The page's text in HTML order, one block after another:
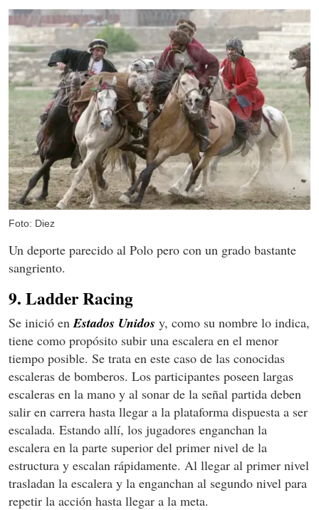
Foto: Diez
Un deporte parecido al Polo pero con un grado bastante
sangriento.
9. Ladder Racing
Se inició en Estados Unidos y, como su nombre lo indica,
tiene como propósito subir una escalera en el menor
tiempo posible. Se trata en este caso de las conocidas
escaleras de bomberos. Los participantes poseen largas
escaleras en la mano y al sonar de la señal partida deben
salir en carrera hasta llegar a la plataforma dispuesta a ser
escalada. Estando allí, los jugadores enganchan la
escalera en la parte superior del primer nivel de la
estructura y escalan rápidamente. Al llegar al primer nivel
trasladan la escalera y la enganchan al segundo nivel para
repetir la acción hasta llegar a la meta.